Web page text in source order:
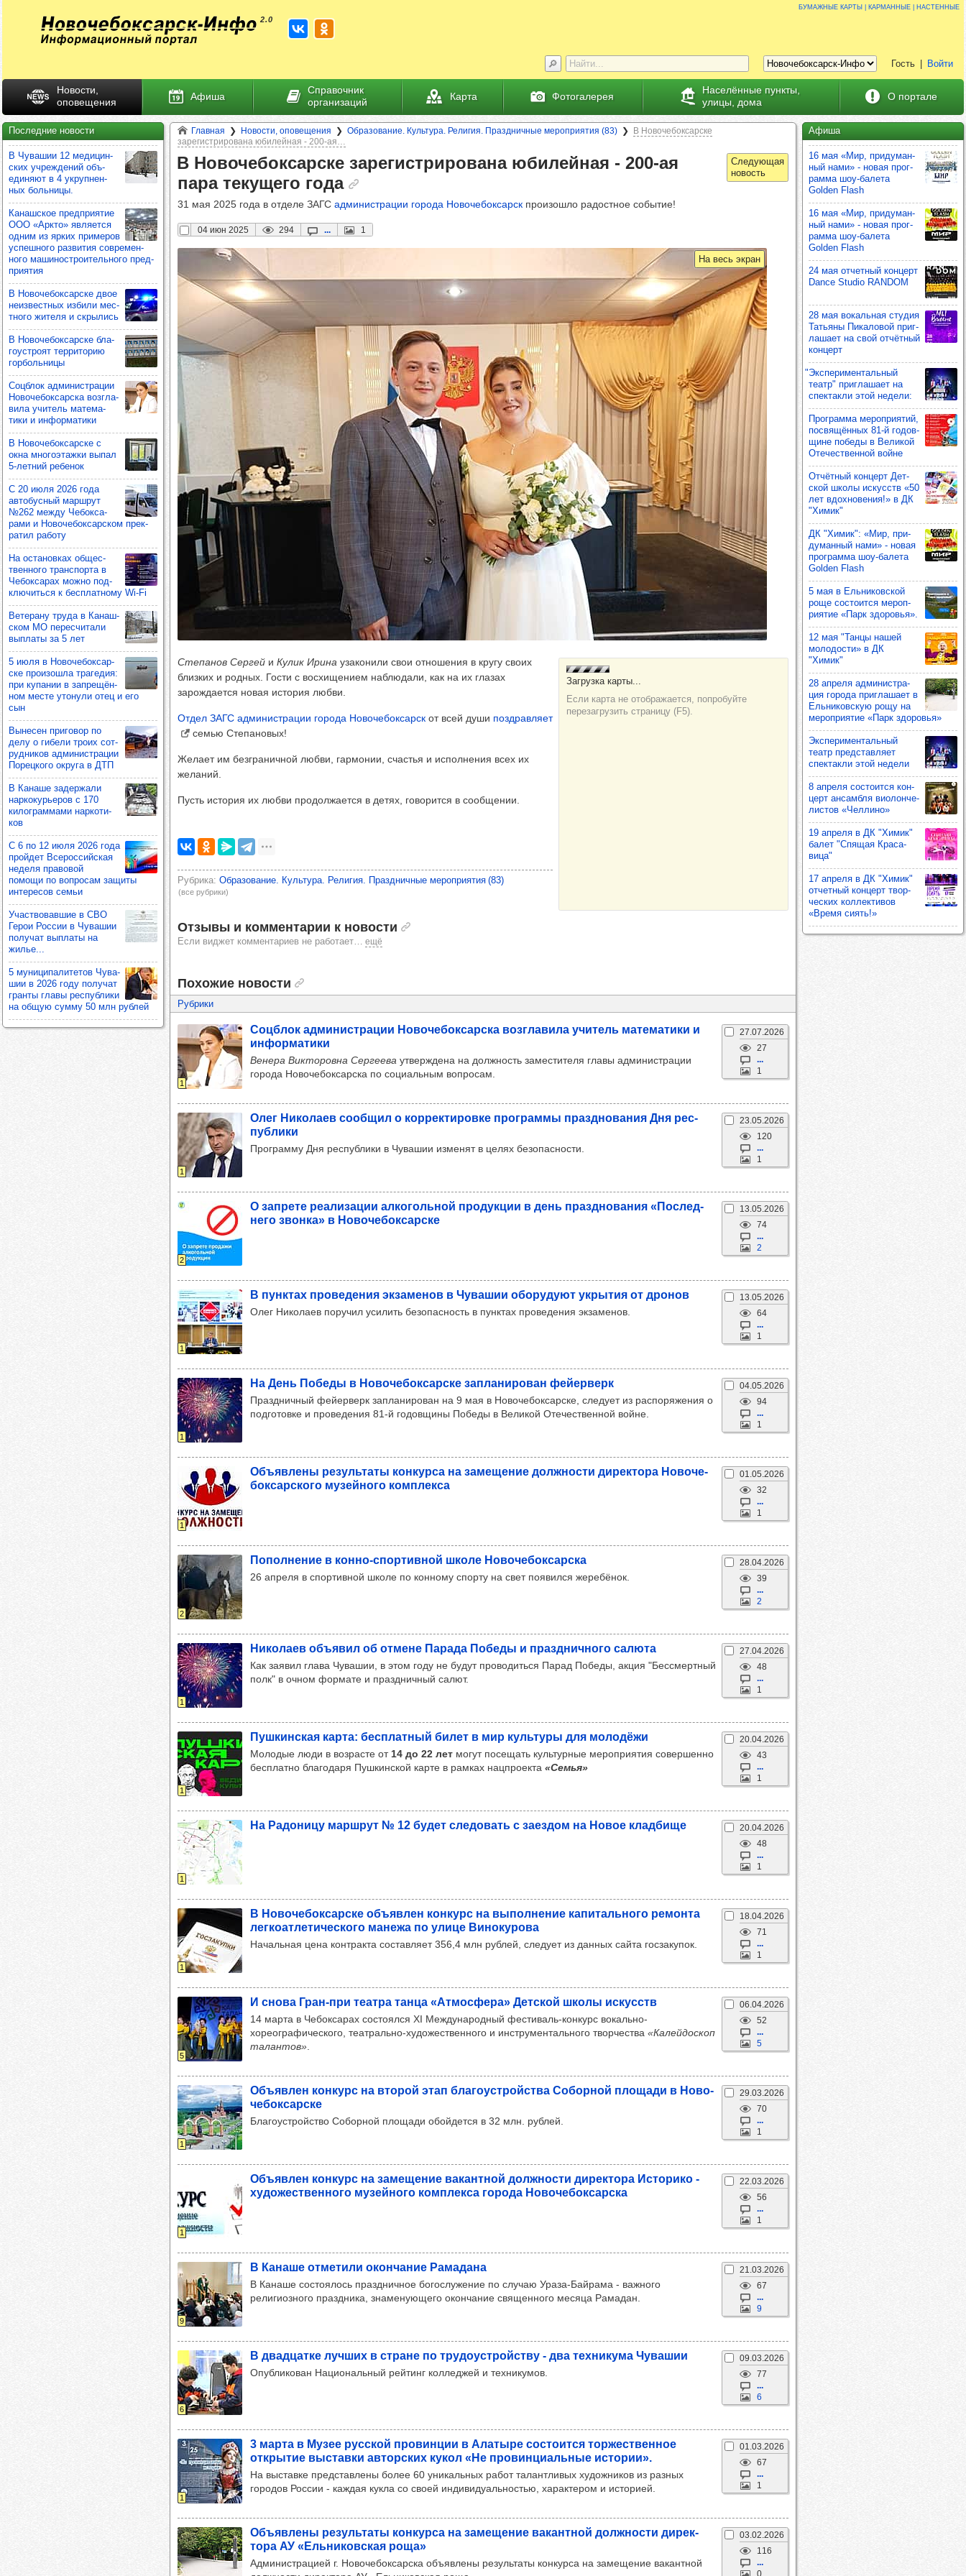
Афиша
16 мая «Мир, при­ду­ман­
ный нами» - новая прог­
рамма шоу‑балета
Golden Flash
16 мая «Мир, при­ду­ман­
ный нами» - новая прог­
рамма шоу‑балета
Golden Flash
24 мая отчет­ный кон­церт
Dance Studio RANDOM
28 мая вокаль­ная сту­дия
Тать­яны Пика­ло­вой приг­
ла­шает на свой отчёт­ный
кон­церт
"Экспе­ри­мен­таль­ный
театр" приг­ла­шает на
спек­такли этой недели:
Прог­рамма мероп­ри­ятий,
пос­вя­щён­ных 81-й годов­
щине победы в Вели­кой
Оте­чес­твен­ной войне
Отчёт­ный кон­церт Дет­
ской школы искусств «50
лет вдох­но­ве­ния!» в ДК
"Химик"
ДК "Химик": «Мир, при­
ду­ман­ный нами» - новая
прог­рамма шоу‑балета
Golden Flash
5 мая в Ель­ни­ков­ской
роще сос­то­ится мероп­
ри­ятие «Парк здо­ровья».
12 мая "Танцы нашей
моло­дости» в ДК
"Химик"
28 апреля адми­нис­тра­
ция города приг­ла­шает в
Ель­ни­ков­скую рощу на
мероп­ри­ятие «Парк здо­ровья»
Экспе­ри­мен­таль­ный
театр пред­став­ляет
спек­такли этой недели
8 апреля сос­то­ится кон­
церт ансам­бля виолон­че­
лис­тов «Чел­лино»
19 апреля в ДК "Химик"
балет "Спя­щая Кра­са­
вица"
17 апреля в ДК "Химик"
отчет­ный кон­церт твор­
чес­ких кол­лек­ти­вов
«Время сиять!»
Главная Новости, оповещения Образование. Культура. Религия. Праздничные мероприятия (83)
В Новочебоксарске
зарегистрирована юбилейная - 200-ая…
В Ново­че­бок­сар­ске заре­гис­три­ро­вана юби­лей­ная - 200-ая
пара теку­щего года
31 мая 2025 года в отделе ЗАГС администрации города Новочебоксарск произошло радостное событие!
04 июн 2025 294 ... 1
На весь экран
Степанов Сергей и Кулик Ирина узаконили свои отношения в кругу своих
близких и родных. Гости с восхищением наблюдали, как на их глазах
зарождается новая история любви.
Отдел ЗАГС администрации города Новочебоксарск от всей души поздравляет
семью Степановых!
Желает им безграничной любви, гармонии, счастья и исполнения всех их
желаний.
Пусть история их любви продолжается в детях, говорится в сообщении.
Рубрика Образование. Культура. Религия. Праздничные мероприятия (83)
(все рубрики)
Отзывы и комментарии к новости
Если виджет комментариев не работает… ещё
Похожие новости
Рубрики
1
27.07.2026
27
...
1
Соц­блок адми­нис­тра­ции Ново­че­бок­сар­ска воз­гла­вила учи­тель мате­ма­тики и
инфор­ма­тики
Венера Викторовна Сергеева утверждена на должность заместителя главы администрации
города Новочебоксарска по социальным вопросам.
1
23.05.2026
120
...
1
Олег Нико­лаев сооб­щил о кор­рек­ти­ровке прог­раммы праз­дно­ва­ния Дня рес­
пуб­лики
Программу Дня республики в Чувашии изменят в целях безопасности.
2
13.05.2026
74
...
2
О зап­рете реали­за­ции алко­голь­ной про­дук­ции в день праз­дно­ва­ния «Пос­лед­
него звонка» в Ново­че­бок­сар­ске
1
13.05.2026
64
...
1
В пун­ктах про­ве­де­ния экза­ме­нов в Чува­шии обо­ру­дуют укры­тия от дро­нов
Олег Николаев поручил усилить безопасность в пунктах проведения экзаменов.
1
04.05.2026
94
...
1
На День Победы в Ново­че­бок­сар­ске зап­ла­ни­ро­ван фей­ер­верк
Праздничный фейерверк запланирован на 9 мая в Новочебоксарске, следует из распоряжения о
подготовке и проведения 81-й годовщины Победы в Великой Отечественной войне.
1
01.05.2026
32
...
1
Объ­яв­лены резуль­таты кон­курса на заме­ще­ние дол­жности дирек­тора Ново­че­
бок­сар­ского музей­ного ком­плекса
2
28.04.2026
39
...
2
Попол­не­ние в конно-спор­тив­ной школе Ново­че­бок­сар­ска
26 апреля в спортивной школе по конному спорту на свет появился жеребёнок.
1
27.04.2026
48
...
1
Нико­лаев объ­явил об отмене Парада Победы и праз­днич­ного салюта
Как заявил глава Чувашии, в этом году не будут проводиться Парад Победы, акция "Бессмертный
полк" в очном формате и праздничный салют.
1
20.04.2026
43
...
1
Пуш­кин­ская карта: бес­плат­ный билет в мир куль­туры для моло­дёжи
Молодые люди в возрасте от 14 до 22 лет могут посещать культурные мероприятия совершенно
бесплатно благодаря Пушкинской карте в рамках нацпроекта «Семья»
1
20.04.2026
48
...
1
На Радо­ницу мар­шрут № 12 будет сле­до­вать с заез­дом на Новое клад­бище
1
18.04.2026
71
...
1
В Ново­че­бок­сар­ске объ­яв­лен кон­курс на выпол­не­ние капи­таль­ного ремонта
лег­ко­ат­ле­ти­чес­кого манежа по улице Вино­ку­рова
Начальная цена контракта составляет 356,4 млн рублей, следует из данных сайта госзакупок.
5
06.04.2026
52
...
5
И снова Гран-при театра танца «Атмос­фера» Дет­ской школы искусств
14 марта в Чебоксарах состоялся XI Международный фестиваль-конкурс вокально-
хореографического, театрально-художественного и инструментального творчества «Калейдоскоп
талантов»
1
29.03.2026
70
...
1
Объ­яв­лен кон­курс на вто­рой этап бла­го­ус­тройс­тва Собор­ной пло­щади в Ново­
че­бок­сар­ске
Благоустройство Соборной площади обойдется в 32 млн. рублей.
1
22.03.2026
56
...
1
Объ­яв­лен кон­курс на заме­ще­ние вакан­тной дол­жности дирек­тора Исто­рико -
худо­жес­твен­ного музей­ного ком­плекса города Ново­че­бок­сар­ска
9
21.03.2026
67
...
9
В Канаше отме­тили окон­ча­ние Рама­дана
В Канаше состоялось праздничное богослужение по случаю Ураза‑Байрама - важного
религиозного праздника, знаменующего окончание священного месяца Рамадан.
6
09.03.2026
77
...
6
В двад­цатке луч­ших в стране по тру­до­ус­тройс­тву - два тех­ни­кума Чува­шии
Опубликован Национальный рейтинг колледжей и техникумов.
1
01.03.2026
67
...
1
3 марта в Музее рус­ской про­вин­ции в Ала­тыре сос­то­ится тор­жес­твен­ное
откры­тие выс­тавки автор­ских кукол «Не про­вин­ци­аль­ные исто­рии».
На выставке представлены более 60 уникальных работ талантливых художников из разных
городов России - каждая кукла со своей индивидуальностью, характером и историей.
03.02.2026
116
...
Объ­яв­лены резуль­таты кон­курса на заме­ще­ние вакан­тной дол­жности дирек­
тора АУ «Ель­ни­ков­ская роща»
Администрацией г. Новочебоксарска объявлены результаты конкурса на замещение вакантной
Последние новости
В Чува­шии 12 меди­цин­
ских учреж­де­ний объ­
еди­няют в 4 укруп­нен­
ных боль­ницы.
Канаш­ское пред­при­ятие
ООО «Аркто» явля­ется
одним из ярких при­ме­ров
успеш­ного раз­ви­тия сов­ре­мен­
ного маши­нос­тро­итель­ного пред­
при­ятия
В Ново­че­бок­сар­ске двое
неиз­вес­тных избили мес­
тного жителя и скры­лись
В Ново­че­бок­сар­ске бла­
го­ус­троят тер­ри­то­рию
гор­боль­ницы
Соц­блок адми­нис­тра­ции
Ново­че­бок­сар­ска воз­гла­
вила учи­тель мате­ма­
тики и инфор­ма­тики
В Ново­че­бок­сар­ске с
окна мно­го­этажки выпал
5-лет­ний ребе­нок
С 20 июля 2026 года
авто­бус­ный мар­шрут
№262 между Чебок­са­
рами и Ново­че­бок­сар­ском прек­
ра­тил работу
На оста­нов­ках общес­
твен­ного тран­спорта в
Чебок­са­рах можно под­
клю­читься к бес­плат­ному Wi-Fi
Вете­рану труда в Канаш­
ском МО перес­чи­тали
вып­латы за 5 лет
5 июля в Ново­че­бок­сар­
ске про­изошла тра­ге­дия:
при купа­нии в зап­ре­щён­
ном месте уто­нули отец и его
сын
Выне­сен при­го­вор по
делу о гибели троих сот­
руд­ни­ков адми­нис­тра­ции
Порец­кого округа в ДТП
В Канаше задер­жали
нар­ко­курь­еров с 170
килог­рам­мами нар­ко­ти­
ков
С 6 по 12 июля 2026 года
прой­дет Все­рос­сий­ская
неделя пра­во­вой
помощи по воп­ро­сам защиты
инте­ре­сов семьи
Учас­тво­вав­шие в СВО
Герои Рос­сии в Чува­шии
полу­чат вып­латы на
жилье...
5 муни­ци­па­ли­те­тов Чува­
шии в 2026 году полу­чат
гранты главы рес­пуб­лики
на общую сумму 50 млн руб­лей
Бумажные карты | карманные | настенные
Гость Войти
Новости,
оповещения
Афиша
Справочник
организаций
Карта Фотогалерея
Населённые пункты,
улицы, дома
О портале